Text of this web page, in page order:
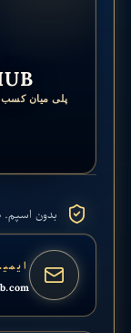
پلی میان
بدون اسپم. در